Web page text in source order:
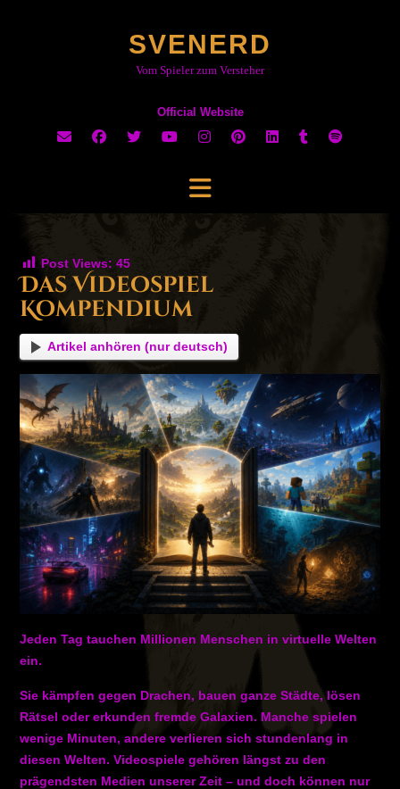
SVENERD
Vom Spieler zum Versteher
Official Website
Post Views: 45
Das Videospiel
Kompendium
Artikel anhören (nur deutsch)
Jeden Tag tauchen Millionen Menschen in virtuelle Welten
ein.
Sie kämpfen gegen Drachen, bauen ganze Städte, lösen
Rätsel oder erkunden fremde Galaxien. Manche spielen
wenige Minuten, andere verlieren sich stundenlang in
diesen Welten. Videospiele gehören längst zu den
prägendsten Medien unserer Zeit – und doch können nur